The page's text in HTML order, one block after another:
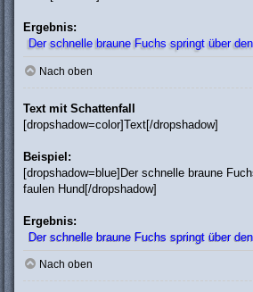
Ergebnis:
Der schnelle braune Fuchs springt über
Nach oben
Text mit Schattenfall
[dropshadow=color]Text[/dropshadow]
Beispiel:
[dropshadow=blue]Der schnelle braune
faulen Hund[/dropshadow]
Ergebnis:
Der schnelle braune Fuchs springt über
Nach oben